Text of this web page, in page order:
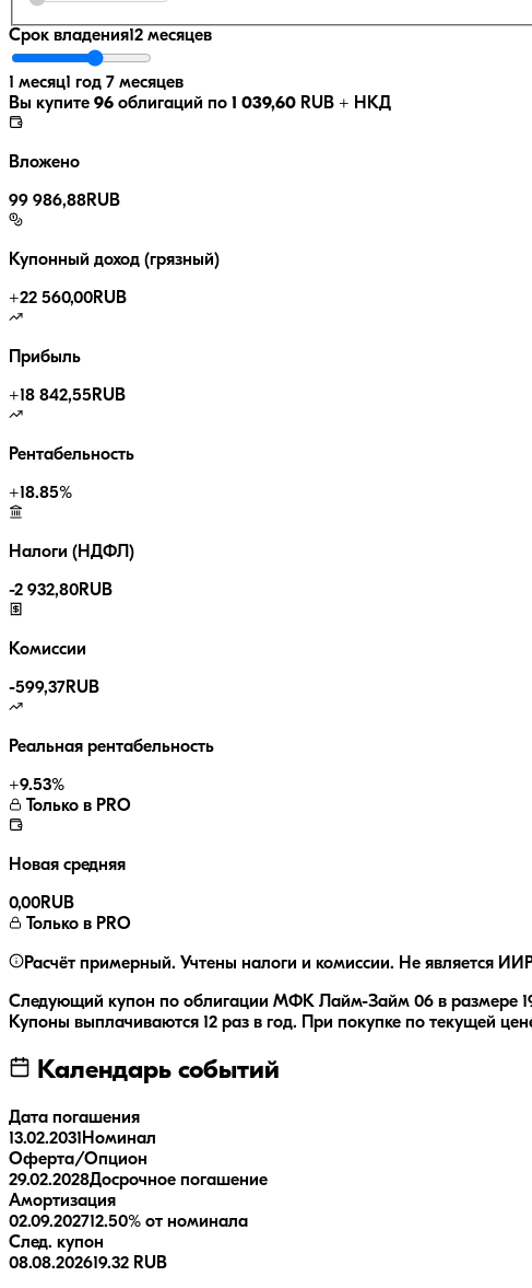
Срок владения12 месяцев
1 месяц1 год 7 месяцев
Вы купите 96 облигаций по 1 039,60 RUB + НКД
Вложено
99 986,88RUB
Купонный доход (грязный)
+22 560,00RUB
Прибыль
+18 842,55 RUB
Рентабельность
+18.85%
Налоги (НДФЛ)
-2 932,80RUB
Комиссии
-599,37RUB
Реальная рентабельность
+9.53%
Только в PRO
Новая средняя
0,00RUB
Только в PRO
Расчёт примерный. Учтены налоги и комиссии. Не является
Следующий купон по облигации МФК Лайм-Займ 06 в размере
Купоны выплачиваются 12 раз в год. При покупке по текущей
Календарь событий
Дата погашения
13.02.2031 Номинал
Оферта/Опцион
29.02.2028Досрочное погашение
Амортизация
02.09.202712.50% от номинала
След. купон
08.08.202619.32 RUB